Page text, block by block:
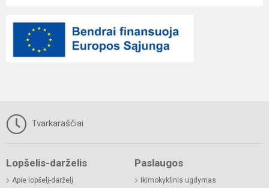
Tvarkaraščiai
Lopšelis-darželis
Apie lopšelį-darželį
Paslaugos
Ikimokyklinis ugdymas